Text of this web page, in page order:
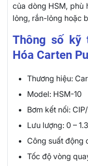
của dòng HSM, phù
lỏng, rắn-lỏng hoặc
Thông số kỹ
Hóa Carten
Thương hiệu:
Model: HSM-10
Bơm kết nối:
Lưu lượng: 0 –
Công suất động
Tốc độ vòng